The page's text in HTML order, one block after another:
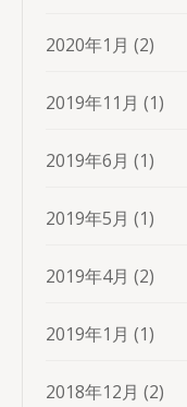
2020年1月 (2)
2019年11月 (1)
2019年6月 (1)
2019年5月 (1)
2019年4月 (2)
2019年1月 (1)
2018年12月 (2)